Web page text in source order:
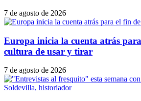
7 de agosto de 2026
Europa inicia la cuenta atrás
cultura de usar y tirar
7 de agosto de 2026